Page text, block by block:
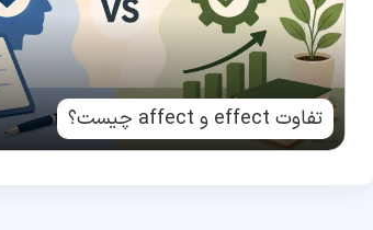
تفاوت effect و affect چیست؟